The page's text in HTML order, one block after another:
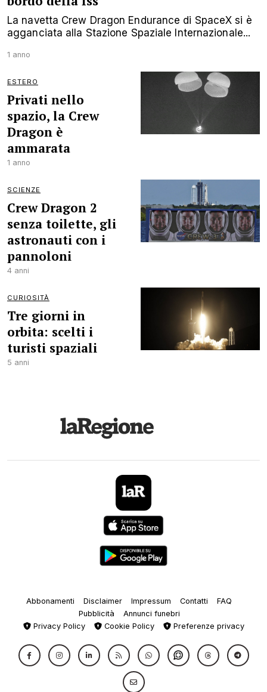
La navetta Crew Dragon Endurance di SpaceX si è
agganciata alla Stazione Spaziale Internazionale...
1 anno
ESTERO
Privati nello
spazio, la Crew
Dragon è
ammarata
1 anno
SCIENZE
Crew Dragon 2
senza toilette, gli
astronauti con i
pannoloni
4 anni
CURIOSITÀ
Tre giorni in
orbita: scelti i
turisti spaziali
5 anni
Abbonamenti Disclaimer Impressum Contatti
FAQ
Pubblicità
Annunci funebri
Privacy Policy
Cookie Policy Preferenze privacy